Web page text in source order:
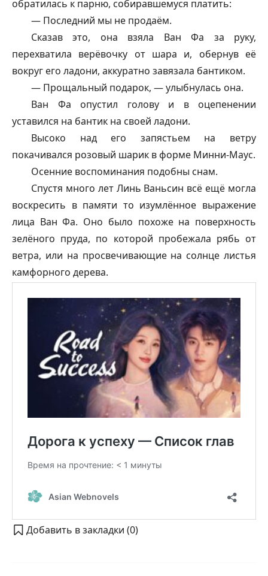
обратилась к парню, собиравшемуся платить:
— Последний мы не продаём.
Сказав это, она взяла Ван Фа за руку,
перехватила верёвочку от шара и, обернув её
вокруг его ладони, аккуратно завязала бантиком.
— Прощальный подарок, — улыбнулась она.
Ван Фа опустил голову и в оцепенении
уставился на бантик на своей ладони.
Высоко над его запястьем на ветру
покачивался розовый шарик в форме Минни-Маус.
Осенние воспоминания подобны снам.
Спустя много лет Линь Ваньсин всё ещё могла
воскресить в памяти то изумлённое выражение
лица Ван Фа. Оно было похоже на поверхность
зелёного пруда, по которой пробежала рябь от
ветра, или на просвечивающие на солнце листья
камфорного дерева.
Добавить в закладки (0)